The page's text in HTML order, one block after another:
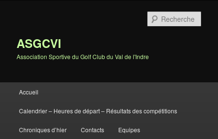
ASGCVI
Association Sportive du Golf Club du Val de l'Indre
Aller au contenu principal
Aller au contenu secondaire
Accueil
Calendrier – Heures de départ – Résultats des compétitions
Chroniques d’hier Contacts Equipes